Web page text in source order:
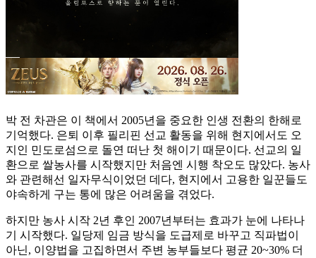
박 전 차관은 이 책에서 2005년을 중요한 인생 전환의 한해로
기억했다. 은퇴 이후 필리핀 선교 활동을 위해 현지에서도 오
지인 민도로섬으로 돌연 떠난 첫 해이기 때문이다. 선교의 일
환으로 쌀농사를 시작했지만 처음엔 시행 착오도 많았다. 농사
와 관련해선 일자무식이었던 데다, 현지에서 고용한 일꾼들도
야속하게 구는 통에 많은 어려움을 겪었다.
하지만 농사 시작 2년 후인 2007년부터는 효과가 눈에 나타나
기 시작했다. 일당제 임금 방식을 도급제로 바꾸고 직파법이
아닌, 이양법을 고집하면서 주변 농부들보다 평균 20~30% 더